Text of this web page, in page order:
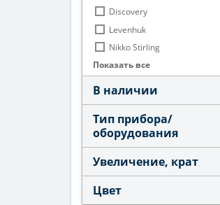
Discovery
Levenhuk
Nikko Stirling
STURMAN
КОМЗ
Показать все
В наличии
Тип прибора/
оборудования
Увеличение, крат
Цвет